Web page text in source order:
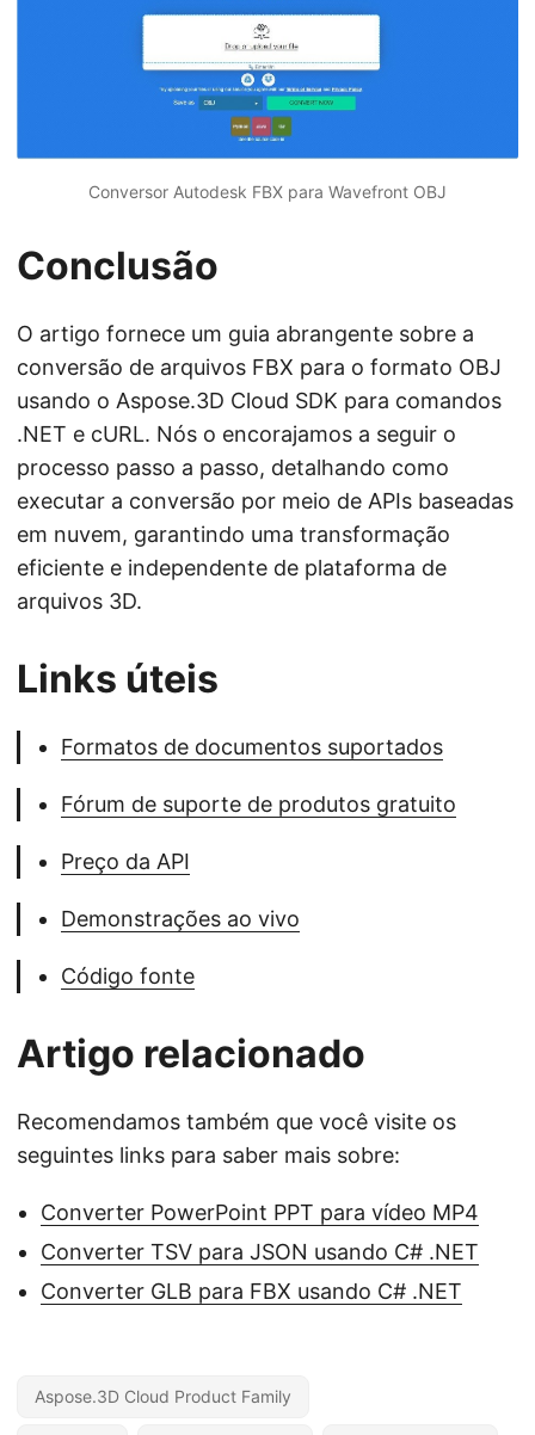
Conversor Autodesk FBX para Wavefront OBJ
Conclusão
O artigo fornece um guia abrangente sobre a
conversão de arquivos FBX para o formato OBJ
usando o Aspose.3D Cloud SDK para comandos
.NET e cURL. Nós o encorajamos a seguir o
processo passo a passo, detalhando como
executar a conversão por meio de APIs baseadas
em nuvem, garantindo uma transformação
eficiente e independente de plataforma de
arquivos 3D.
Links úteis
Formatos de documentos suportados
Fórum de suporte de produtos gratuito
Preço da API
Demonstrações ao vivo
Código fonte
Artigo relacionado
Recomendamos também que você visite os
seguintes links para saber mais sobre:
Converter PowerPoint PPT para vídeo MP4
Converter TSV para JSON usando C# .NET
Converter GLB para FBX usando C# .NET
Aspose.3D Cloud Product Family